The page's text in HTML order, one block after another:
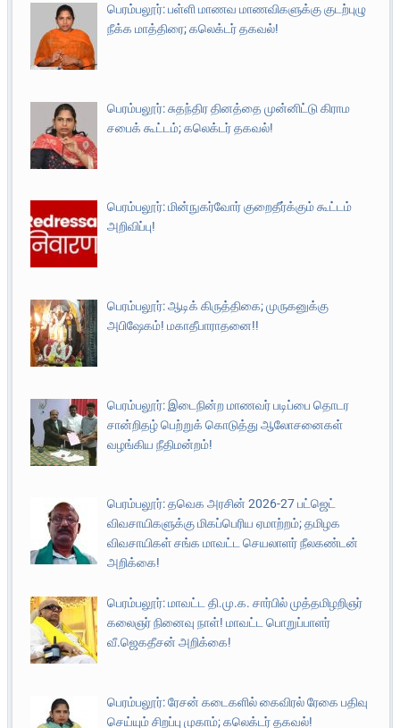
பெரம்பலூர்: பள்ளி மாணவ மாணவிகளுக்கு குடற்புழு
நீக்க மாத்திரை; கலெக்டர் தகவல்!
பெரம்பலூர்: சுதந்திர தினத்தை முன்னிட்டு கிராம
சபைக் கூட்டம்; கலெக்டர் தகவல்!
பெரம்பலூர்: மின்நுகர்வோர் குறைதீர்க்கும் கூட்டம்
அறிவிப்பு!
பெரம்பலூர்: ஆடிக் கிருத்திகை; முருகனுக்கு
அபிஷேகம்! மகாதீபாராதனை!!
பெரம்பலூர்: இடைநின்ற மாணவர் படிப்பை தொடர
சான்றிதழ் பெற்றுக் கொடுத்து ஆலோசனைகள்
வழங்கிய நீதிமன்றம்!
பெரம்பலூர்: தவெக அரசின் 2026-27 பட்ஜெட்
விவசாயிகளுக்கு மிகப்பெரிய ஏமாற்றம்; தமிழக
விவசாயிகள் சங்க மாவட்ட செயலாளர் நீலகண்டன்
அறிக்கை!
பெரம்பலூர்: மாவட்ட தி.மு.க. சார்பில் முத்தமிழறிஞர்
கலைஞர் நினைவு நாள்! மாவட்ட பொறுப்பாளர்
வீ.ஜெகதீசன் அறிக்கை!
பெரம்பலூர்: ரேசன் கடைகளில் கைவிரல் ரேகை பதிவு
செய்யும் சிறப்பு முகாம்; கலெக்டர் தகவல்!